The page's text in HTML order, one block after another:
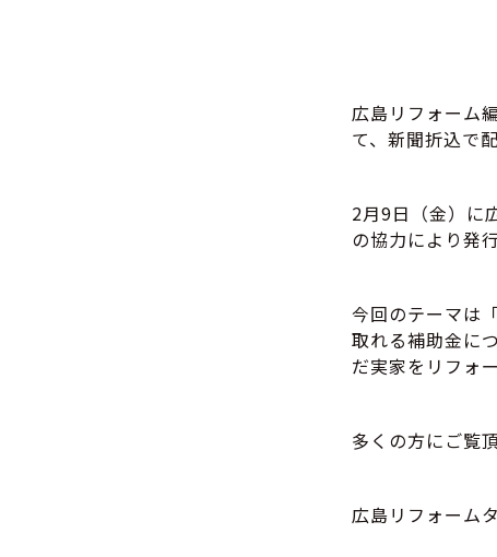
広島リフォーム
て、新聞折込で
2月9日（金）に
の協力により発
今回のテーマは
取れる補助金に
だ実家をリフォ
多くの方にご覧
広島リフォーム